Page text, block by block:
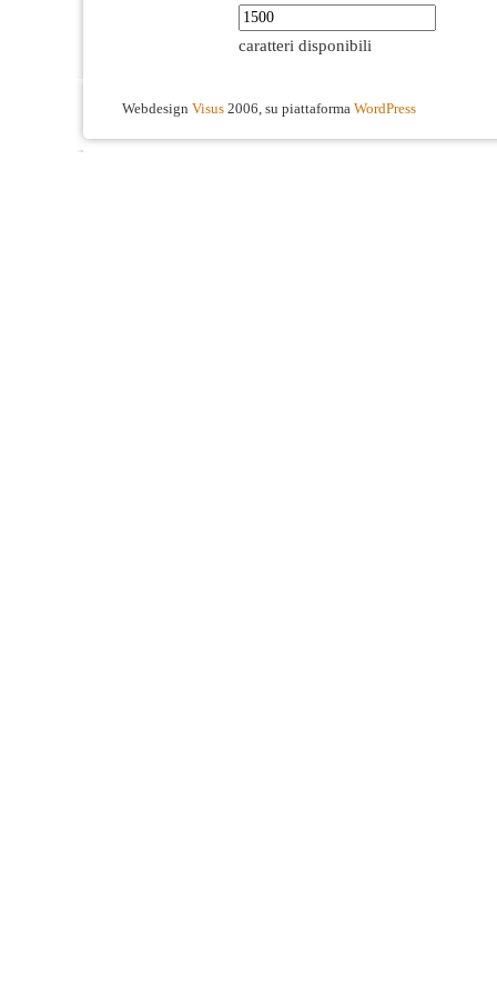
caratteri disponibili
Webdesign Visus 2006, su piattaforma WordPress